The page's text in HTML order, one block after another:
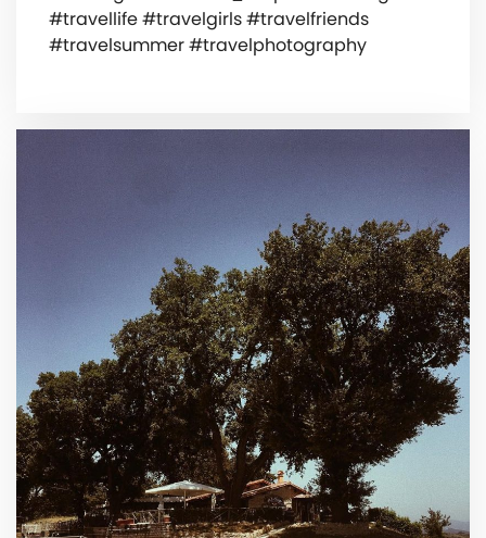
#travellife #travelgirls #travelfriends
#travelsummer #travelphotography